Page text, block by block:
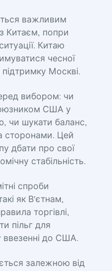
важливим
Китаєм, попри
Китаю
чесної
підтримку Москві.
вибором: чи
США у
чи шукати баланс,
сторонами. Цей
дбати про свої
стабільність.
спроби
як В'єтнам,
торгівлі,
пільг для
ввезенні до США.
залежною від